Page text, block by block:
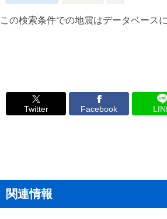
この検索条件での地震はデータベース
Twitter Facebook
関連情報